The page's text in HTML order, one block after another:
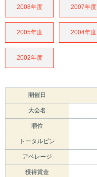
2008年度 2007年度
2005年度 2004年度
2002年度
開催日
大会名
順位
トータルピン
アベレージ
獲得賞金